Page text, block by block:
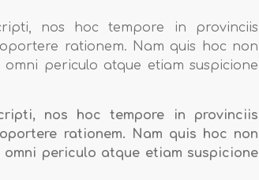
nos hoc tempore in provinciis
rationem. Nam quis hoc non
periculo atque etiam suspicione
nos hoc tempore in provinciis
rationem. Nam quis hoc non
periculo atque etiam suspicione